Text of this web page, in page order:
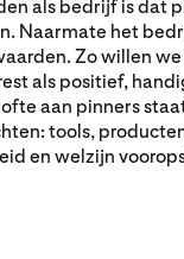
als bedrijf is dat
Naarmate het
Zo willen
als positief,
aan pinners
tools,
en welzijn